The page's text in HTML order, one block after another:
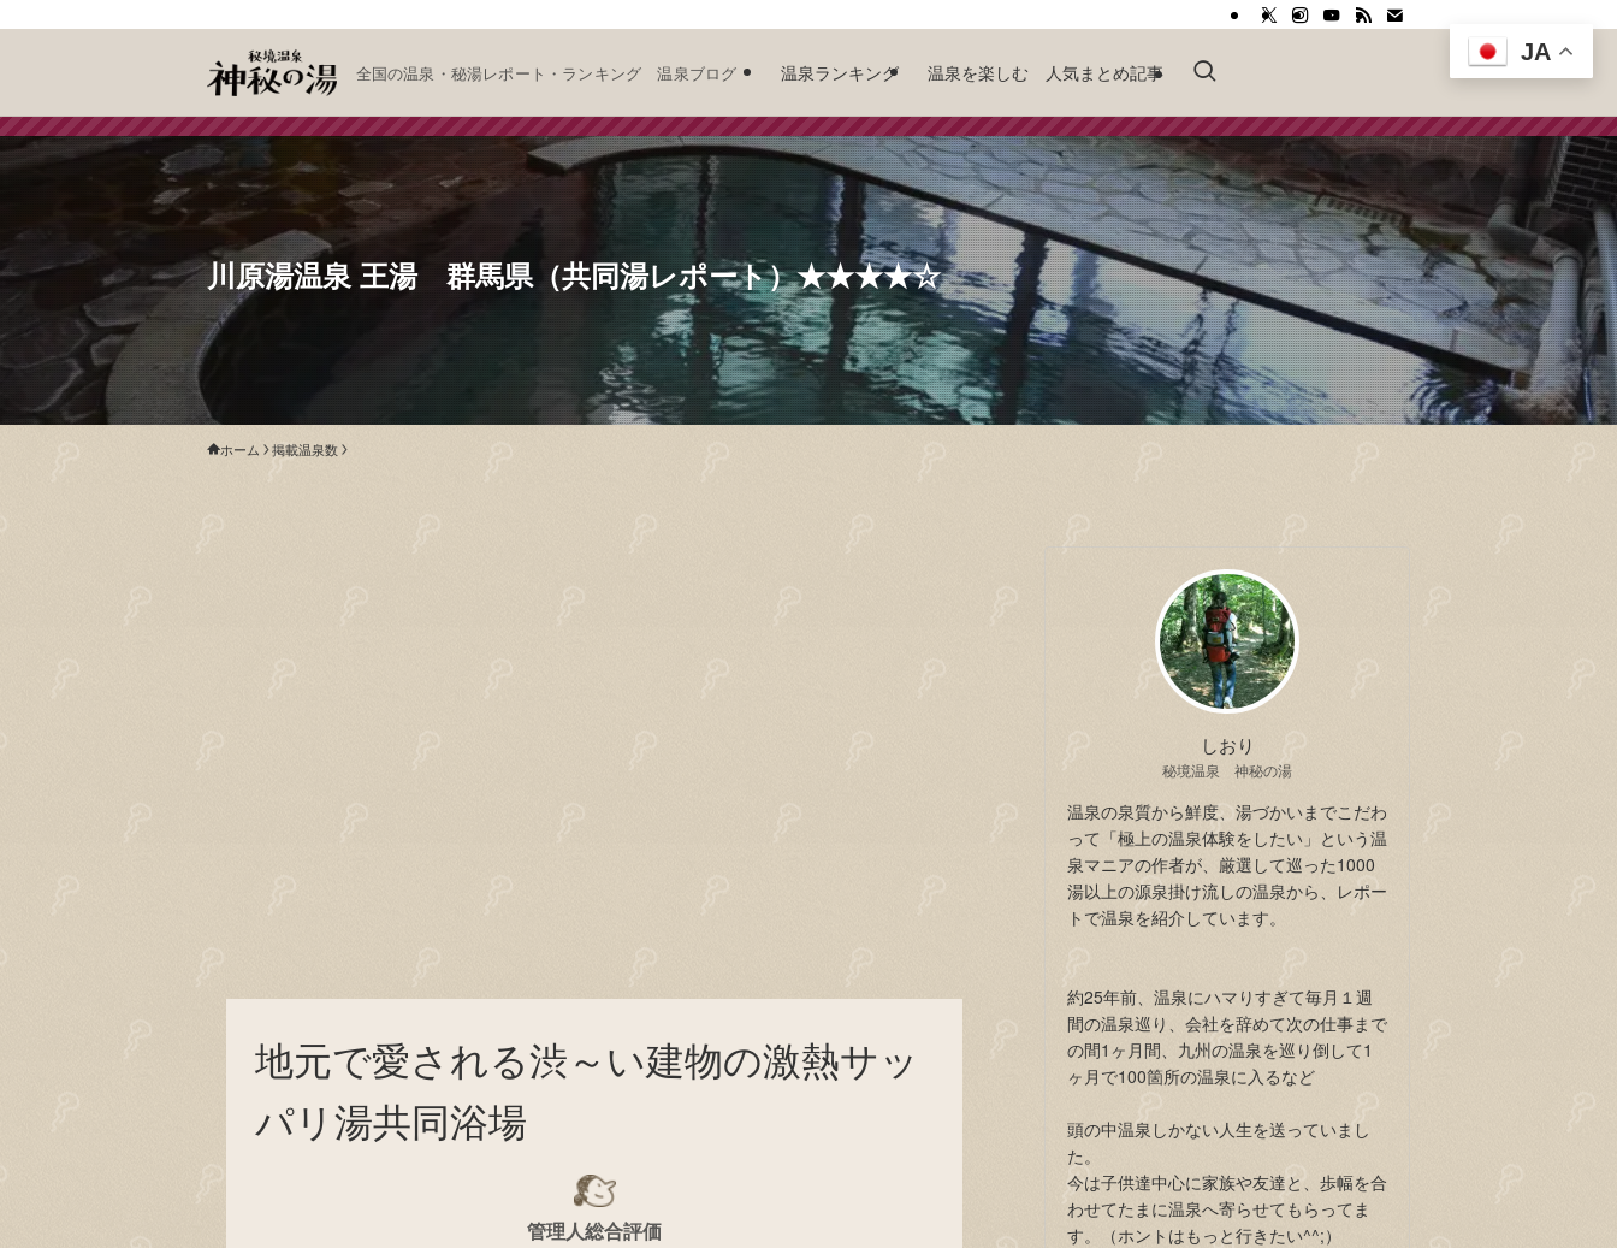
全国の温泉・秘湯レポート・ランキング 温泉ブログ 温泉ランキング 温泉を楽しむ 人気まとめ記事
川原湯温泉 王湯 群馬県（共同湯レポート）★★★★☆
ホーム 掲載温泉数
地元で愛される渋～い建物の激熱サッ
パリ湯共同浴場
管理人総合評価
しおり
秘境温泉 神秘の湯
温泉の泉質から鮮度、湯づかいまでこだわ
って「極上の温泉体験をしたい」という温
泉マニアの作者が、厳選して巡った1000
湯以上の源泉掛け流しの温泉から、レポー
トで温泉を紹介しています。
約25年前、温泉にハマりすぎて毎月１週
間の温泉巡り、会社を辞めて次の仕事まで
の間1ヶ月間、九州の温泉を巡り倒して1
ヶ月で100箇所の温泉に入るなど
頭の中温泉しかない人生を送っていまし
た。
今は子供達中心に家族や友達と、歩幅を合
わせてたまに温泉へ寄らせてもらってま
す。（ホントはもっと行きたい^^;）
JA